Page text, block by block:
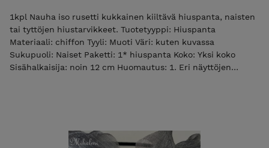
1kpl Nauha iso rusetti kukkainen kiiltävä hiuspanta, naisten
tai tyttöjen hiustarvikkeet. Tuotetyyppi: Hiuspanta
Materiaali: chiffon Tyyli: Muoti Väri: kuten kuvassa
Sukupuoli: Naiset Paketti: 1* hiuspanta Koko: Yksi koko
Sisähalkaisija: noin 12 cm Huomautus: 1. Eri näyttöjen